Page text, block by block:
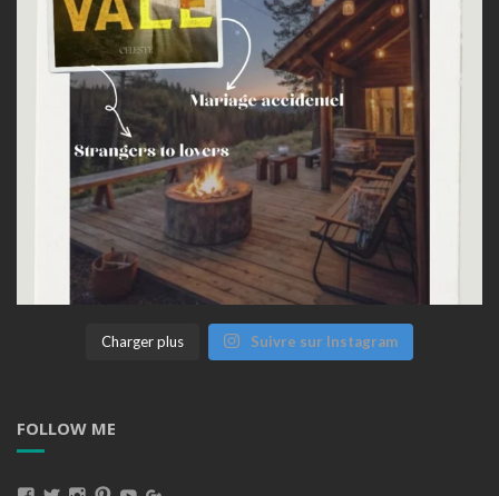
Charger plus Suivre sur Instagram
FOLLOW ME